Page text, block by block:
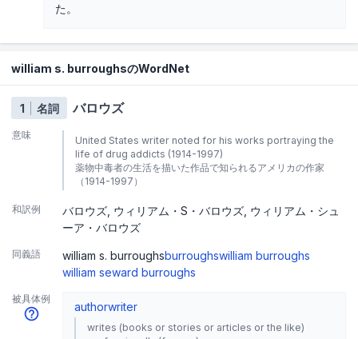
た。
william s. burroughsのWordNet
1 名詞 バロウズ
意味
United States writer noted for his works portraying the
life of drug addicts (1914-1997)
薬物中毒者の生活を描いた作品で知られるアメリカの作家
（1914-1997）
和訳例 バロウズ ウィリアム・S・バロウズ ウィリアム・シュ
ーア・バロウズ
同義語 william s. burroughsburroughswilliam burroughs
william seward burroughs
被具体例
authorwriter
writes (books or stories or articles or the like)